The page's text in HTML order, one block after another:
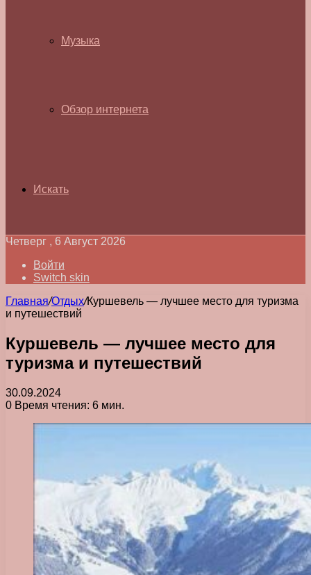
Музыка
Обзор интернета
Искать
Четверг , 6 Август 2026
Войти
Switch skin
Главная/Отдых/Куршевель — лучшее место для туризма
и путешествий
Куршевель — лучшее место для
туризма и путешествий
30.09.2024
0 Время чтения: 6 мин.